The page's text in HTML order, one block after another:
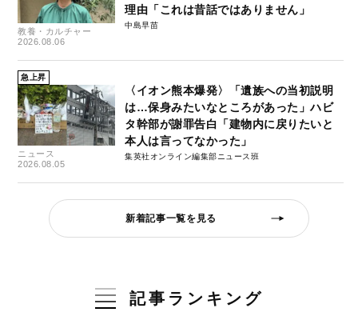
教養・カルチャー
2026.08.06
理由「これは昔話ではありません」
中島早苗
急上昇
ニュース
2026.08.05
〈イオン熊本爆発〉「遺族への当初説明
は…保身みたいなところがあった」ハビ
タ幹部が謝罪告白「建物内に戻りたいと
本人は言ってなかった」
集英社オンライン編集部ニュース班
新着記事一覧を見る
記事ランキング